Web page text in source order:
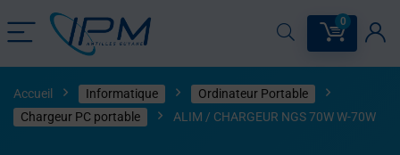
0
Accueil Informatique
Ordinateur Portable
Chargeur PC portable
ALIM / CHARGEUR NGS 70W W-70W